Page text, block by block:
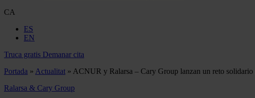
CA
ES
EN
Truca gratis Demanar cita
Portada » Actualitat » ACNUR y Ralarsa – Cary Group lanzan un reto
Ralarsa & Cary Group